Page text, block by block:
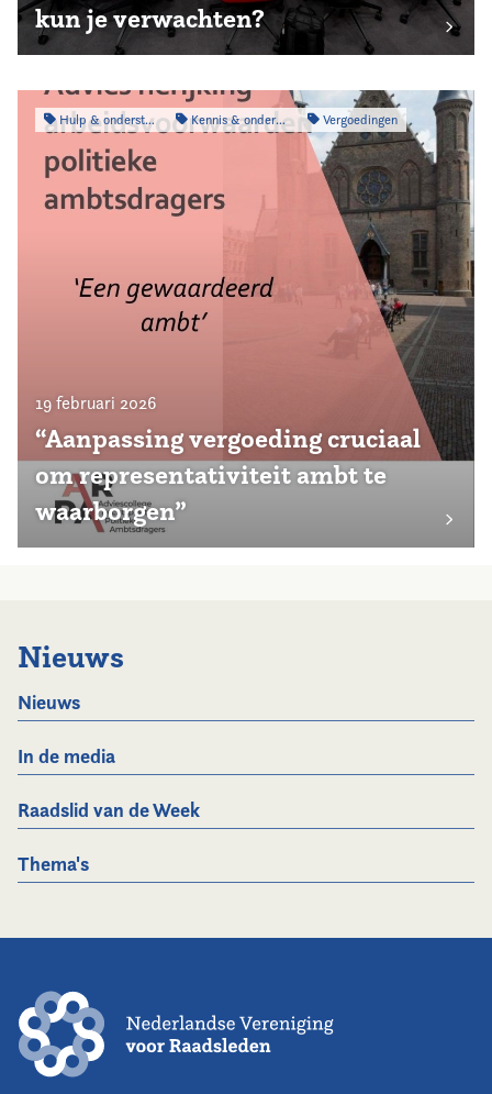
kun je verwachten?
Hulp & ondersteuning Kennis & onderzoek Vergoedingen
19 februari 2026
“Aanpassing vergoeding cruciaal
om representativiteit ambt te
waarborgen”
Nieuws
Nieuws
In de media
Raadslid van de Week
Thema's